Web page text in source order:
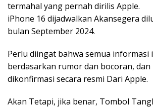
termahal yang pernah dirilis Apple.
iPhone 16 dijadwalkan Akansegera
bulan September 2024.
Perlu diingat bahwa semua informasi
berdasarkan rumor dan bocoran, dan
dikonfirmasi secara resmi Dari Apple.
Akan Tetapi, jika benar, Tombol